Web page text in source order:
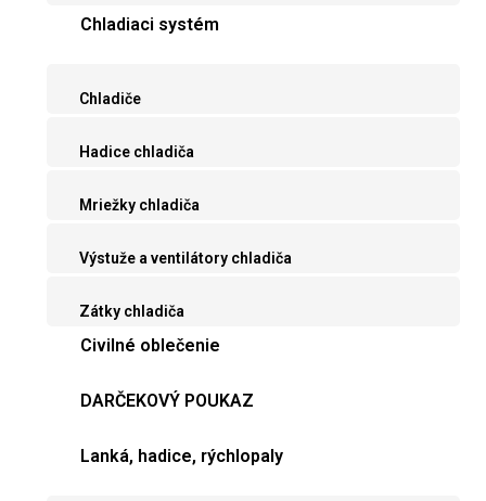
Chladiaci systém
Chladiče
Hadice chladiča
Mriežky chladiča
Výstuže a ventilátory chladiča
Zátky chladiča
Civilné oblečenie
DARČEKOVÝ POUKAZ
Lanká, hadice, rýchlopaly